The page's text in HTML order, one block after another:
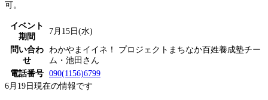
可。
イベント
期間
7月15日(水)
問い合わ
せ
わかやまイイネ！ プロジェクトまちなか百姓養成塾チー
ム・池田さん
電話番号
090(1156)6799
6月19日現在の情報です